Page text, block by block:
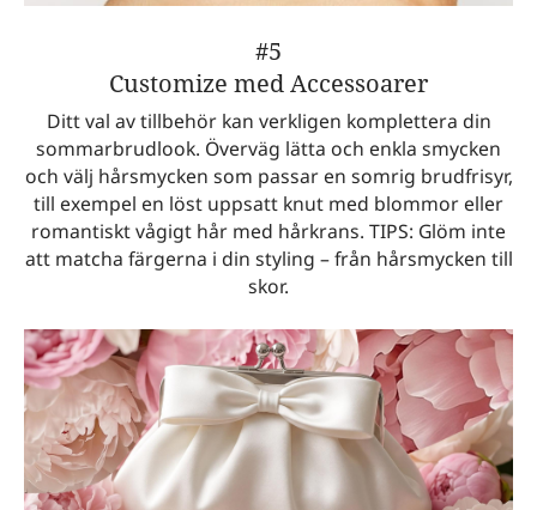
#5
Customize med Accessoarer
Ditt val av tillbehör kan verkligen komplettera din
sommarbrudlook. Överväg lätta och enkla smycken
och välj hårsmycken som passar en somrig brudfrisyr,
till exempel en löst uppsatt knut med blommor eller
romantiskt vågigt hår med hårkrans. TIPS: Glöm inte
att matcha färgerna i din styling – från hårsmycken till
skor.